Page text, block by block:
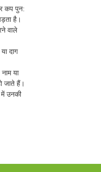
कप पुन:
है।
वाले
दाग
या
जाते हैं।
उनकी